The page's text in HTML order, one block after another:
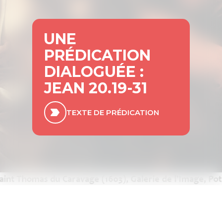
UNE
PRÉDICATION
DIALOGUÉE :
JEAN 20.19-31
TEXTE DE PRÉDICATION